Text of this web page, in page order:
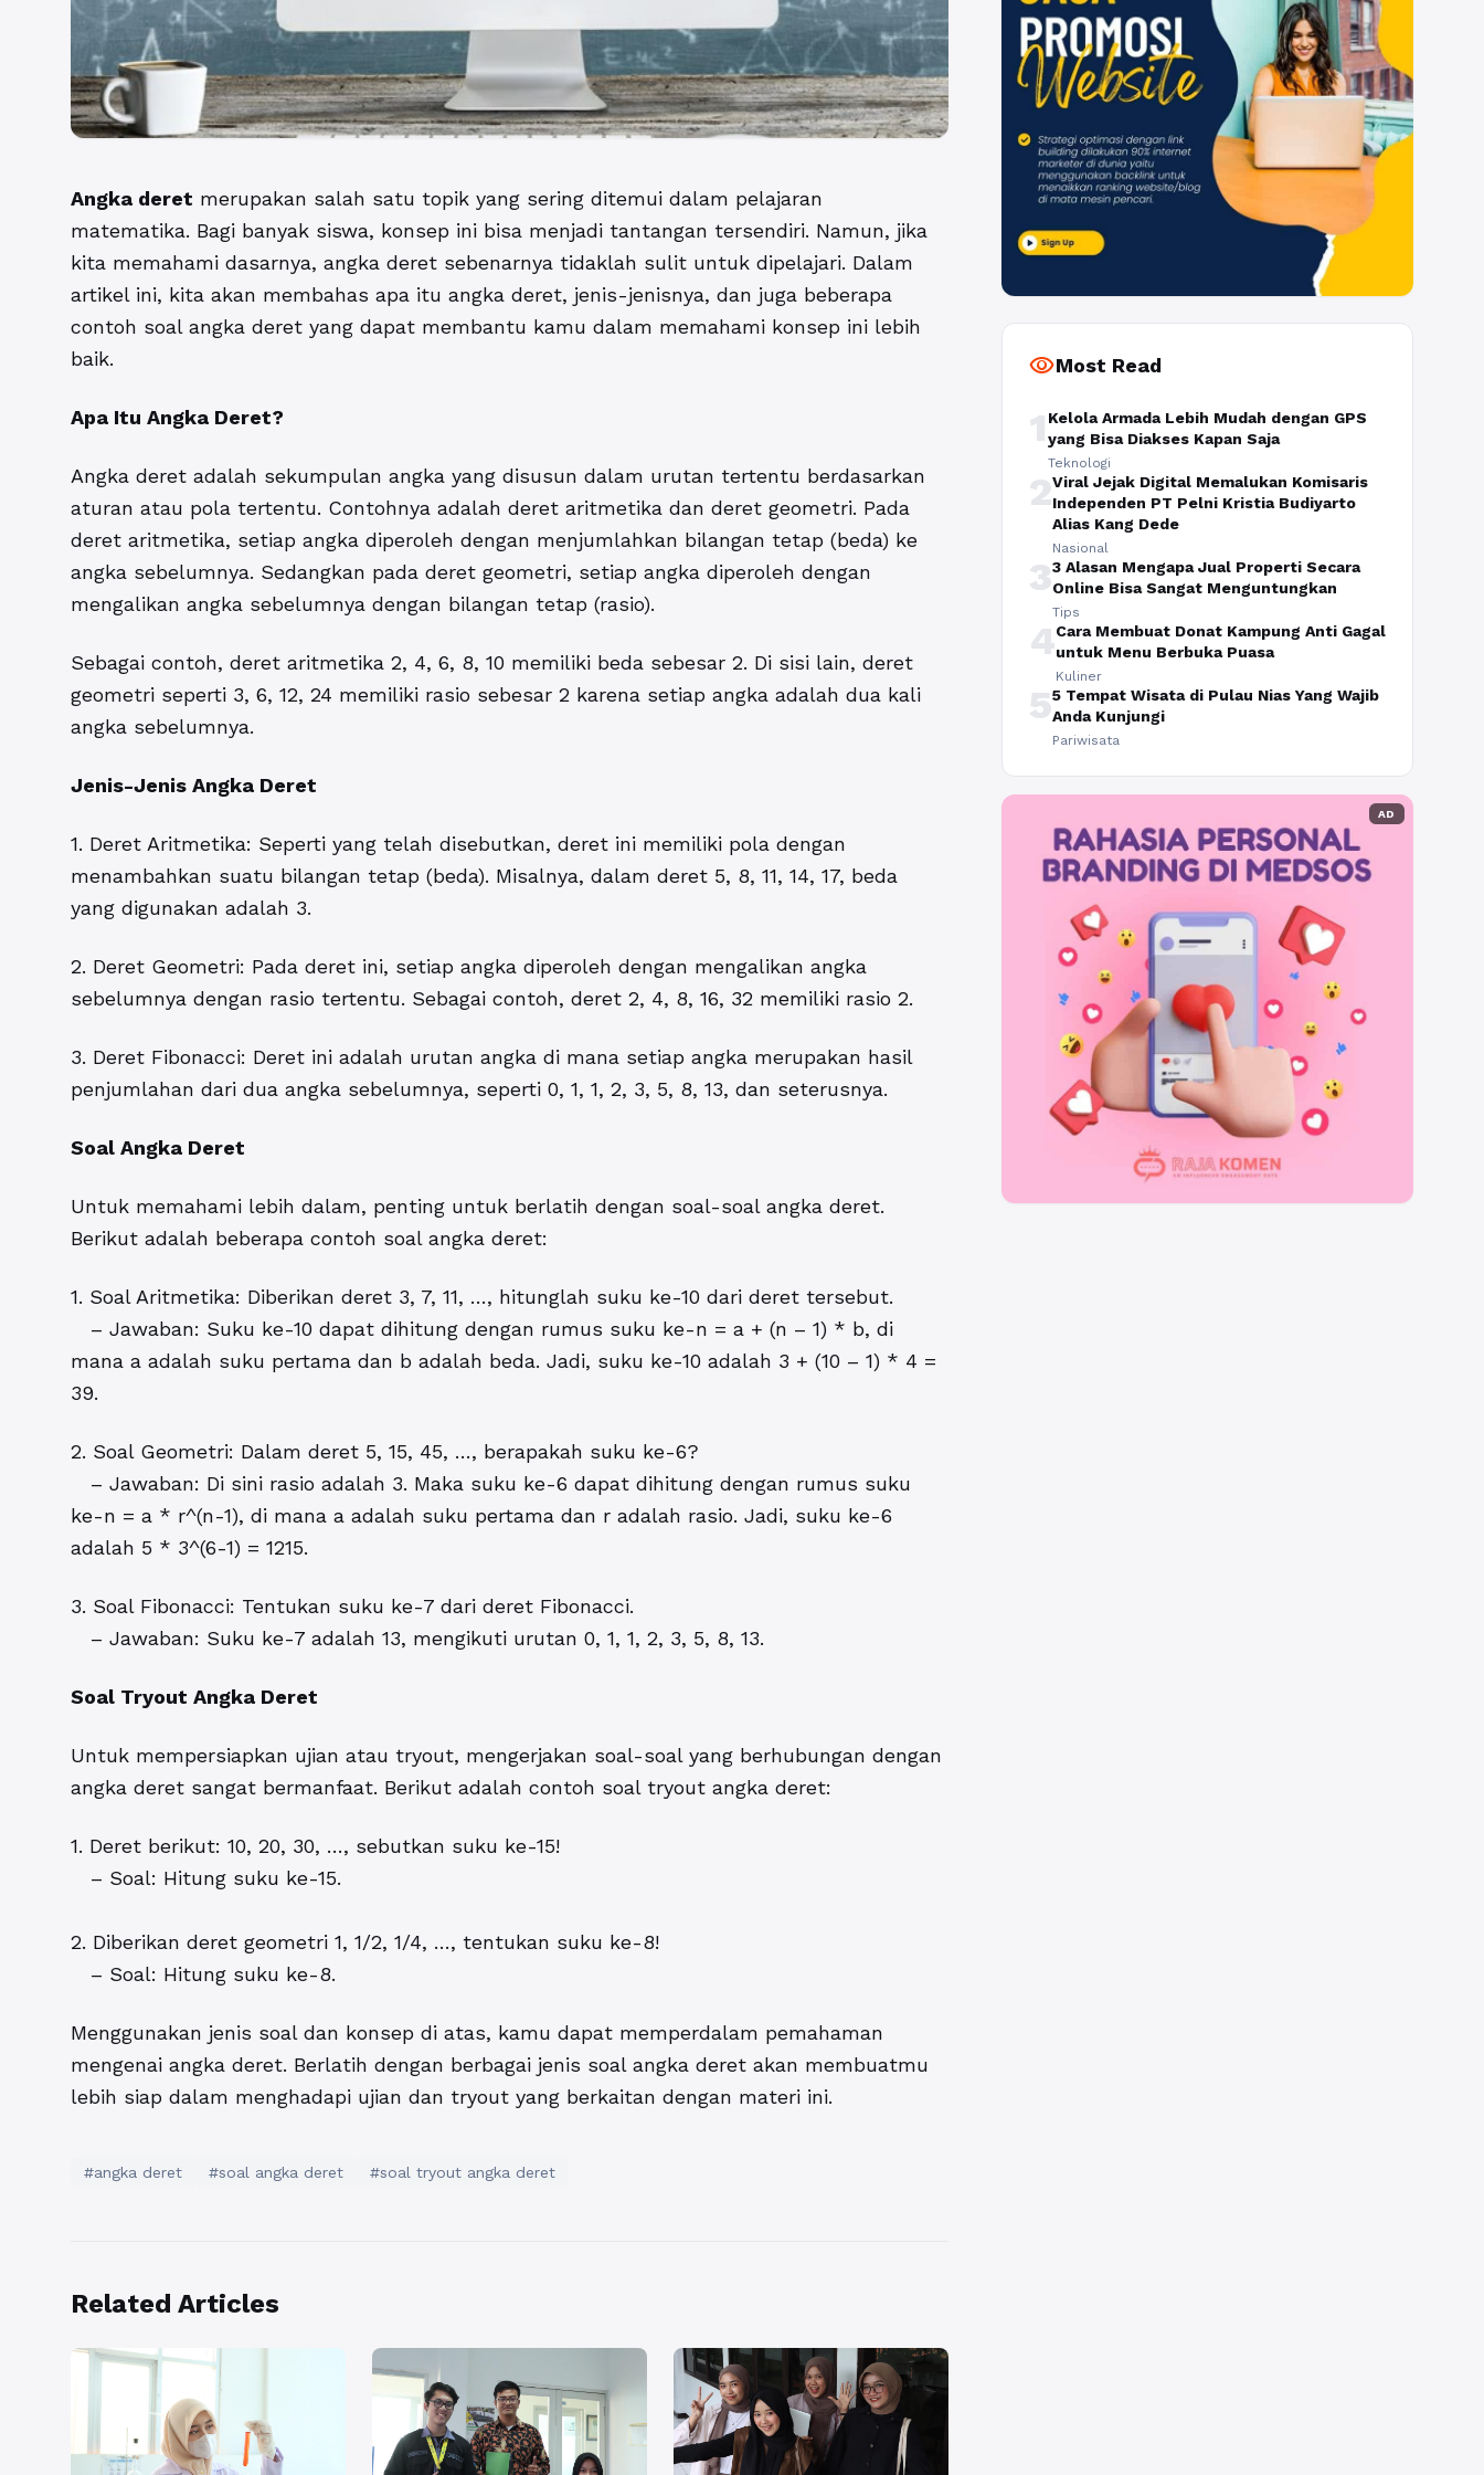
Angka deret merupakan salah satu topik yang sering ditemui dalam pelajaran
matematika. Bagi banyak siswa, konsep ini bisa menjadi tantangan tersendiri. Namun, jika
kita memahami dasarnya, angka deret sebenarnya tidaklah sulit untuk dipelajari. Dalam
artikel ini, kita akan membahas apa itu angka deret, jenis-jenisnya, dan juga beberapa
contoh soal angka deret yang dapat membantu kamu dalam memahami konsep ini lebih
baik.
Apa Itu Angka Deret?
Angka deret adalah sekumpulan angka yang disusun dalam urutan tertentu berdasarkan
aturan atau pola tertentu. Contohnya adalah deret aritmetika dan deret geometri. Pada
deret aritmetika, setiap angka diperoleh dengan menjumlahkan bilangan tetap (beda) ke
angka sebelumnya. Sedangkan pada deret geometri, setiap angka diperoleh dengan
mengalikan angka sebelumnya dengan bilangan tetap (rasio).
Sebagai contoh, deret aritmetika 2, 4, 6, 8, 10 memiliki beda sebesar 2. Di sisi lain, deret
geometri seperti 3, 6, 12, 24 memiliki rasio sebesar 2 karena setiap angka adalah dua kali
angka sebelumnya.
Jenis-Jenis Angka Deret
1. Deret Aritmetika: Seperti yang telah disebutkan, deret ini memiliki pola dengan
menambahkan suatu bilangan tetap (beda). Misalnya, dalam deret 5, 8, 11, 14, 17, beda
yang digunakan adalah 3.
2. Deret Geometri: Pada deret ini, setiap angka diperoleh dengan mengalikan angka
sebelumnya dengan rasio tertentu. Sebagai contoh, deret 2, 4, 8, 16, 32 memiliki rasio 2.
3. Deret Fibonacci: Deret ini adalah urutan angka di mana setiap angka merupakan hasil
penjumlahan dari dua angka sebelumnya, seperti 0, 1, 1, 2, 3, 5, 8, 13, dan seterusnya.
Soal Angka Deret
Untuk memahami lebih dalam, penting untuk berlatih dengan soal-soal angka deret.
Berikut adalah beberapa contoh soal angka deret:
1. Soal Aritmetika: Diberikan deret 3, 7, 11, …, hitunglah suku ke-10 dari deret tersebut.
– Jawaban: Suku ke-10 dapat dihitung dengan rumus suku ke-n = a + (n – 1) * b, di
mana a adalah suku pertama dan b adalah beda. Jadi, suku ke-10 adalah 3 + (10 – 1) * 4 =
39.
2. Soal Geometri: Dalam deret 5, 15, 45, …, berapakah suku ke-6?
– Jawaban: Di sini rasio adalah 3. Maka suku ke-6 dapat dihitung dengan rumus suku
ke-n = a * r^(n-1), di mana a adalah suku pertama dan r adalah rasio. Jadi, suku ke-6
adalah 5 * 3^(6-1) = 1215.
3. Soal Fibonacci: Tentukan suku ke-7 dari deret Fibonacci.
– Jawaban: Suku ke-7 adalah 13, mengikuti urutan 0, 1, 1, 2, 3, 5, 8, 13.
Soal Tryout Angka Deret
Untuk mempersiapkan ujian atau tryout, mengerjakan soal-soal yang berhubungan dengan
angka deret sangat bermanfaat. Berikut adalah contoh soal tryout angka deret:
1. Deret berikut: 10, 20, 30, …, sebutkan suku ke-15!
– Soal: Hitung suku ke-15.
2. Diberikan deret geometri 1, 1/2, 1/4, …, tentukan suku ke-8!
– Soal: Hitung suku ke-8.
Menggunakan jenis soal dan konsep di atas, kamu dapat memperdalam pemahaman
mengenai angka deret. Berlatih dengan berbagai jenis soal angka deret akan membuatmu
lebih siap dalam menghadapi ujian dan tryout yang berkaitan dengan materi ini.
#angka deret #soal angka deret #soal tryout angka deret
Related Articles
visibilityMost Read
1 Kelola Armada Lebih Mudah dengan GPS
yang Bisa Diakses Kapan Saja
Teknologi
2Viral Jejak Digital Memalukan Komisaris
Independen PT Pelni Kristia Budiyarto
Alias Kang Dede
Nasional
33 Alasan Mengapa Jual Properti Secara
Online Bisa Sangat Menguntungkan
Tips
4Cara Membuat Donat Kampung Anti Gagal
untuk Menu Berbuka Puasa
Kuliner
55 Tempat Wisata di Pulau Nias Yang Wajib
Anda Kunjungi
Pariwisata
AD